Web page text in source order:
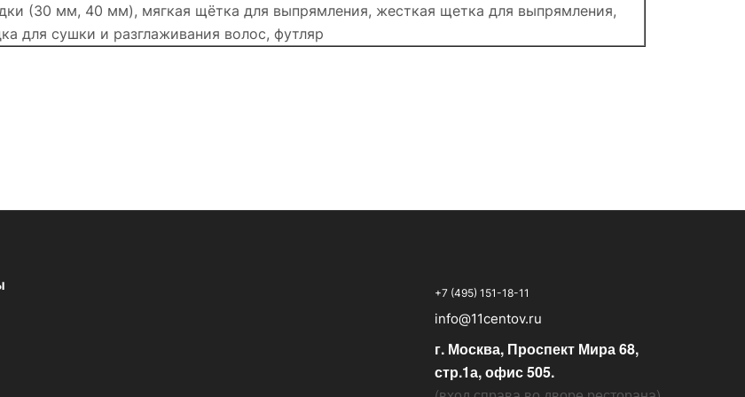
(30 мм, 40 мм), мягкая щётка для выпрямления, жесткая щетка для выпрямления,
для сушки и разглаживания волос, футляр
+7 (495) 151-18-11
info@11centov.ru
г. Москва, Проспект Мира 68,
стр.1а, офис 505.